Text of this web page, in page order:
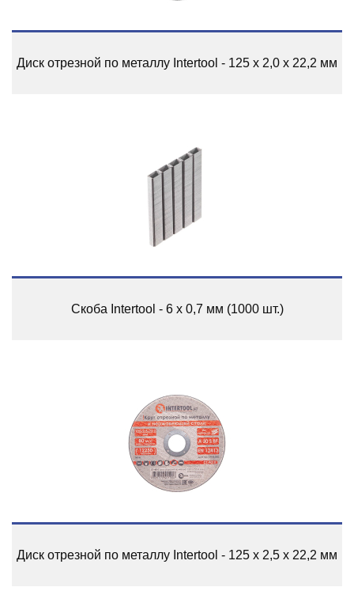
Диск отрезной по металлу Intertool - 125 х 2,0 х 22,2 мм
Скоба Intertool - 6 х 0,7 мм (1000 шт.)
Диск отрезной по металлу Intertool - 125 х 2,5 х 22,2 мм